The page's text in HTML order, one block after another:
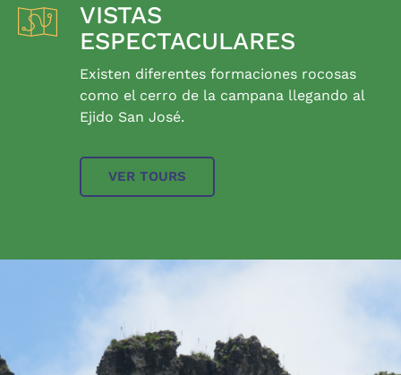
VISTAS
ESPECTACULARES
Existen diferentes formaciones rocosas
como el cerro de la campana llegando al
Ejido San José.
VER TOURS